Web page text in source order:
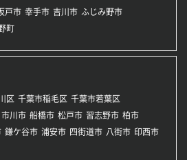
戸市 幸手市 吉川市 ふじみ野市
町
区 千葉市稲毛区 千葉市若葉区
市川市 船橋市 松戸市 習志野市 柏市
鎌ケ谷市 浦安市 四街道市 八街市 印西市